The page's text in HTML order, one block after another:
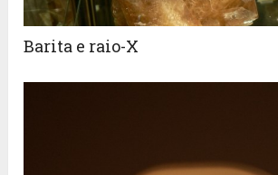
Barita e raio-X